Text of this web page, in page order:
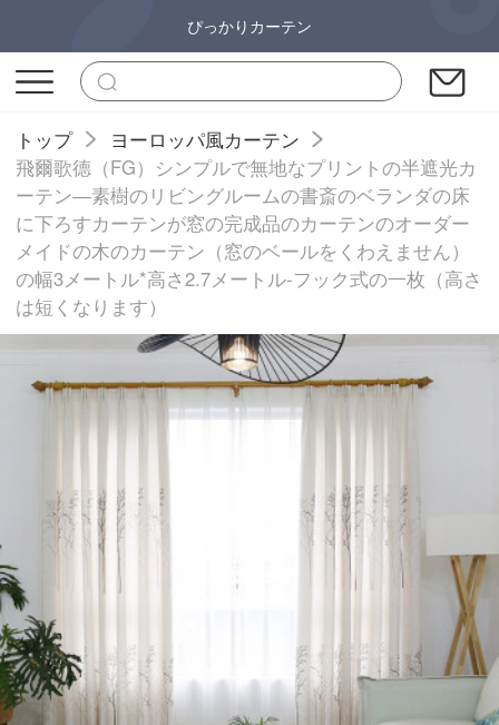
ぴっかりカーテン
トップ
ヨーロッパ風カーテン
飛爾歌德（FG）シンプルで無地なプリントの半遮光カ
ーテン―素樹のリビングルームの書斎のベランダの床
に下ろすカーテンが窓の完成品のカーテンのオーダー
メイドの木のカーテン（窓のベールをくわえません）
の幅3メートル*高さ2.7メートル-フック式の一枚（高さ
は短くなります）